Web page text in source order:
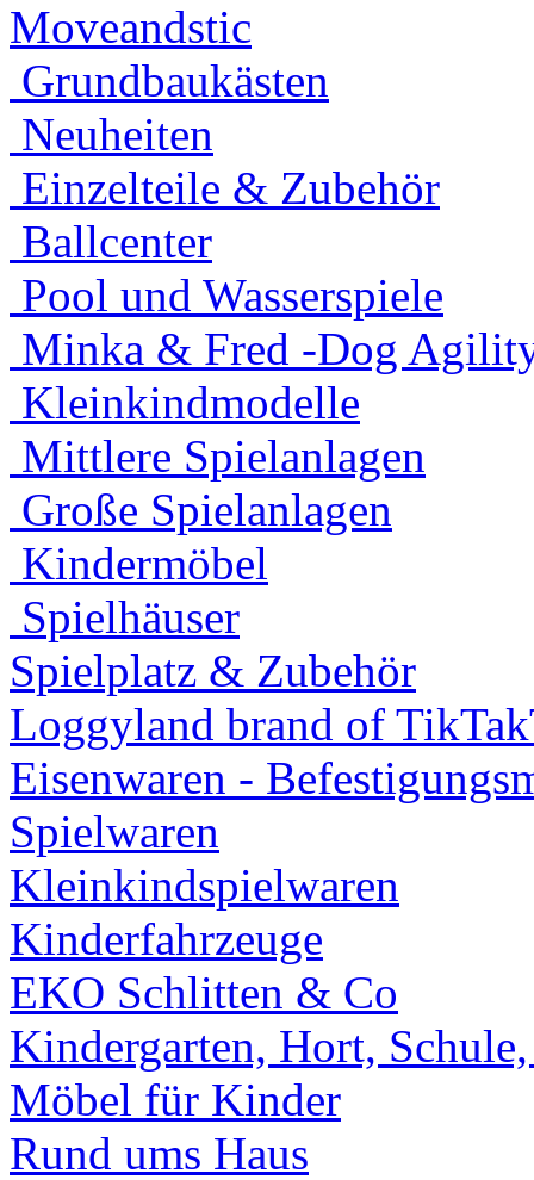
Moveandstic
Grundbaukästen
Neuheiten
Einzelteile & Zubehör
Ballcenter
Pool und Wasserspiele
Minka & Fred -Dog
Kleinkindmodelle
Mittlere Spielanlagen
Große Spielanlagen
Kindermöbel
Spielhäuser
Spielplatz & Zubehör
Loggyland brand of
Eisenwaren -
Spielwaren
Kleinkindspielwaren
Kinderfahrzeuge
EKO Schlitten & Co
Kindergarten, Hort,
Möbel für Kinder
Rund ums Haus